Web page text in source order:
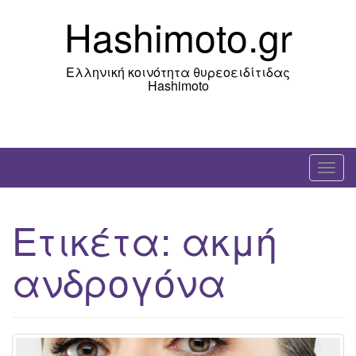
Hashimoto.gr
Ελληνική κοινότητα θυρεοειδίτιδας
Hashimoto
T
o
v
Ετικέτα: ακμή
ανδρογόνα